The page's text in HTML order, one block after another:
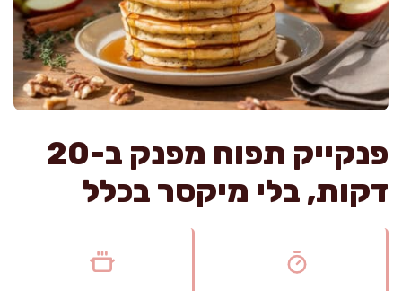
פנקייק תפוח מפנק ב-20
דקות, בלי מיקסר בכלל